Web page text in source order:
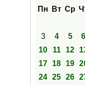
Пн
Вт Ср
3
4 5 6
10
11 12
17
18 19
24 25 26